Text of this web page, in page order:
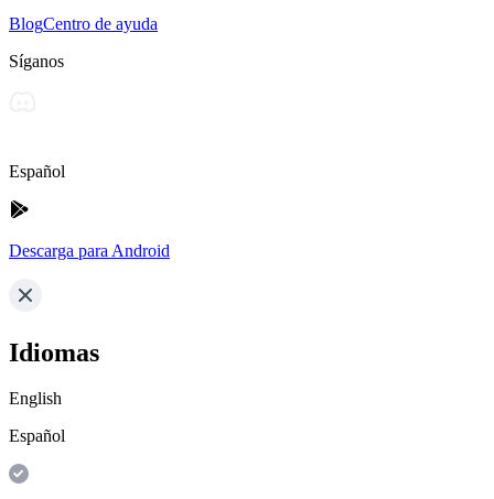
BlogCentro de ayuda
Síganos
Español
Descarga para Android
Idiomas
English
Español